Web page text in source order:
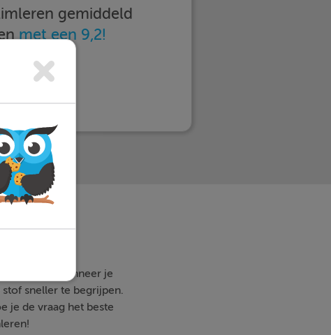
gemiddeld
met een 9,2!
waar en wanneer je
sneller te begrijpen.
je de vraag het beste